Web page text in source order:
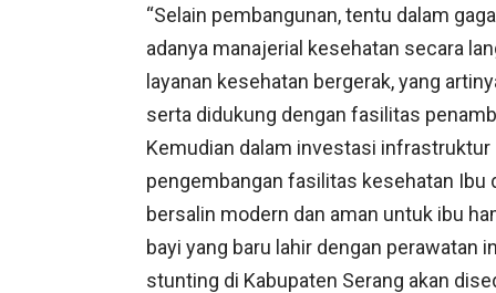
“Selain pembangunan, tentu dalam
adanya manajerial kesehatan secara
layanan kesehatan bergerak, yang
serta didukung dengan fasilitas
Kemudian dalam investasi
pengembangan fasilitas kesehatan Ibu
bersalin modern dan aman untuk ibu
bayi yang baru lahir dengan perawatan
stunting di Kabupaten Serang akan